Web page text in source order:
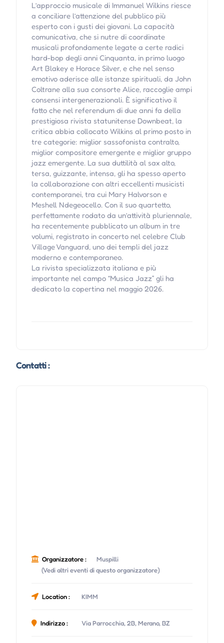
L’approccio musicale di Immanuel Wilkins riesce
a conciliare l’attenzione del pubblico più
esperto con i gusti dei giovani. La capacità
comunicativa, che si nutre di coordinate
musicali profondamente legate a certe radici
hard-bop degli anni Cinquanta, in primo luogo
Art Blakey e Horace Silver, e che nel senso
emotivo aderisce alle istanze spirituali, da John
Coltrane alla sua consorte Alice, raccoglie ampi
consensi intergenerazionali. È significativo il
fatto che nel referendum di due anni fa della
prestigiosa rivista statunitense Downbeat, la
critica abbia collocato Wilkins al primo posto in
tre categorie: miglior sassofonista contralto,
miglior compositore emergente e miglior gruppo
jazz emergente. La sua duttilità al sax alto,
tersa, guizzante, intensa, gli ha spesso aperto
la collaborazione con altri eccellenti musicisti
contemporanei, tra cui Mary Halvorson e
Meshell Ndegeocello. Con il suo quartetto,
perfettamente rodato da un’attività pluriennale,
ha recentemente pubblicato un album in tre
volumi, registrato in concerto nel celebre Club
Village Vanguard, uno dei templi del jazz
moderno e contemporaneo.
La rivista specializzata italiana e più
importante nel campo “Musica Jazz” gli ha
dedicato la copertina nel maggio 2026.
Contatti :
Organizzatore :
Muspilli
(Vedi altri eventi di questo organizzatore)
Location : KIMM
Indirizzo : Via Parrocchia, 2B, Merano, BZ